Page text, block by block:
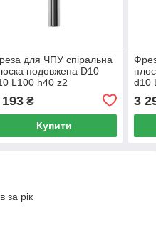
для ЧПУ спіральна
подовжена D10
L100 h40 z2
₴
Купити
d10
3
за рік